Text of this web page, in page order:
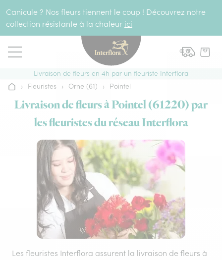
Canicule ? Nos fleurs tiennent le coup ! Découvrez notre
collection résistante à la chaleur ici
Livraison de fleurs en 4h par un fleuriste Interflora
Accueil
› Fleuristes › Orne (61) › Pointel
Livraison de fleurs à Pointel (61220) par
les fleuristes du réseau Interflora
Les fleuristes Interflora assurent la livraison de fleurs à